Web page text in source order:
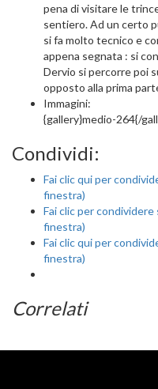
pena di visitare le
sentiero. Ad un certo
si fa molto tecnico e
appena segnata : si
Dervio si percorre poi
opposto alla prima
Immagini:
{gallery}medio-264{/
Condividi:
Fai clic qui per
finestra)
Fai clic per condividere
finestra)
Fai clic qui per
finestra)
Correlati